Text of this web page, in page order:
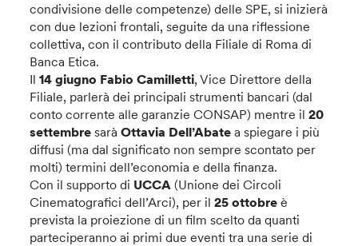
condivisione delle competenze) delle SPE, si inizierà
con due lezioni frontali, seguite da una riflessione
collettiva, con il contributo della Filiale di Roma di
Banca Etica.
Il14 giugno Fabio Camilletti, Vice Direttore della
Filiale, parlerà dei principali strumenti bancari (dal
conto corrente alle garanzie CONSAP) mentre il20
settembre saràOttavia Dell’Abate a spiegare i più
diffusi (ma dal significato non sempre scontato per
molti) termini dell’economia e della finanza.
Con il supporto di UCCA(Unione dei Circoli
Cinematografici dell’Arci), per il25 ottobre è
prevista la proiezione di un film scelto da quanti
parteciperanno ai primi due eventi tra una serie di